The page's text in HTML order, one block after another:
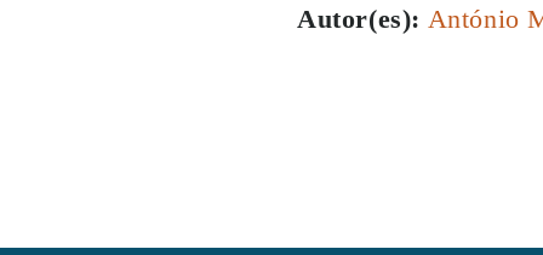
Autor(es): António